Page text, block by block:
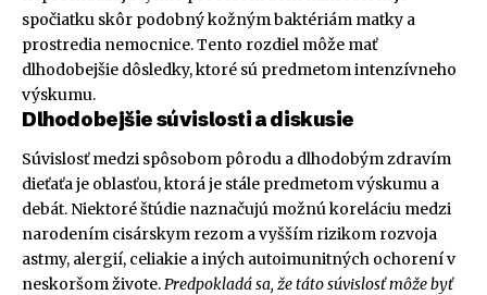
spočiatku skôr podobný kožným baktériám matky a
prostredia nemocnice. Tento rozdiel môže mať
dlhodobejšie dôsledky, ktoré sú predmetom intenzívneho
výskumu.
Dlhodobejšie súvislosti a diskusie
Súvislosť medzi spôsobom pôrodu a dlhodobým zdravím
dieťaťa je oblasťou, ktorá je stále predmetom výskumu a
debát. Niektoré štúdie naznačujú možnú koreláciu medzi
narodením cisárskym rezom a vyšším rizikom rozvoja
astmy, alergií, celiakie a iných autoimunitných ochorení v
neskoršom živote.Predpokladá sa, že táto súvislosť môže byť